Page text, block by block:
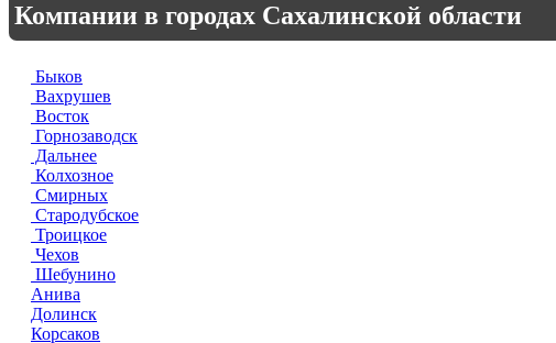
Компании в городах Сахалинской области
Быков
Вахрушев
Восток
Горнозаводск
Дальнее
Колхозное
Смирных
Стародубское
Троицкое
Чехов
Шебунино
Анива
Долинск
Корсаков